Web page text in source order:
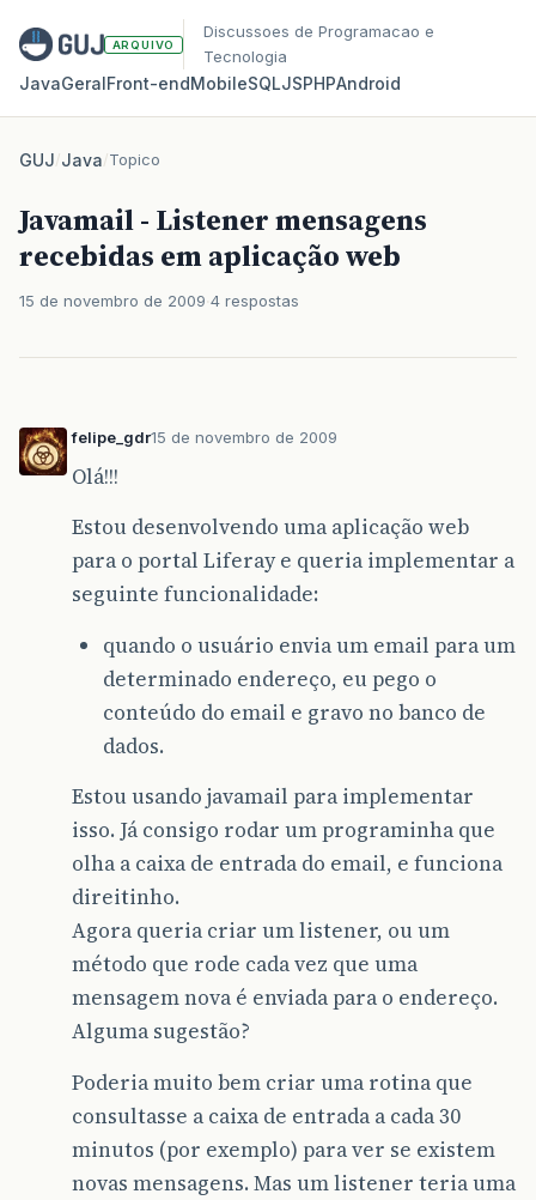
ARQUIVO
Discussoes de Programacao e
Tecnologia
JavaGeralFront‑endMobileSQLJSPHPAndroid
GUJ/Java/Topico
Javamail - Listener mensagens
recebidas em aplicação web
15 de novembro de 2009 4 respostas
felipe_gdr15 de novembro de 2009
Olá!!!
Estou desenvolvendo uma aplicação web
para o portal Liferay e queria implementar a
seguinte funcionalidade:
quando o usuário envia um email para um
determinado endereço, eu pego o
conteúdo do email e gravo no banco de
dados.
Estou usando javamail para implementar
isso. Já consigo rodar um programinha que
olha a caixa de entrada do email, e funciona
direitinho.
Agora queria criar um listener, ou um
método que rode cada vez que uma
mensagem nova é enviada para o endereço.
Alguma sugestão?
Poderia muito bem criar uma rotina que
consultasse a caixa de entrada a cada 30
minutos (por exemplo) para ver se existem
novas mensagens. Mas um listener teria uma